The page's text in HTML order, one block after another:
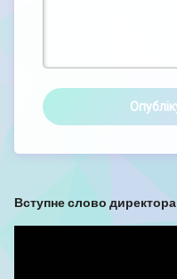
Вступне слово директора